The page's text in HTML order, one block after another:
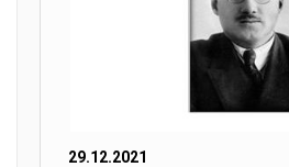
29.12.2021